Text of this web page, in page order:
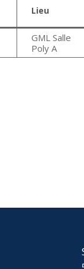
Lieu
GML Salle
Poly A